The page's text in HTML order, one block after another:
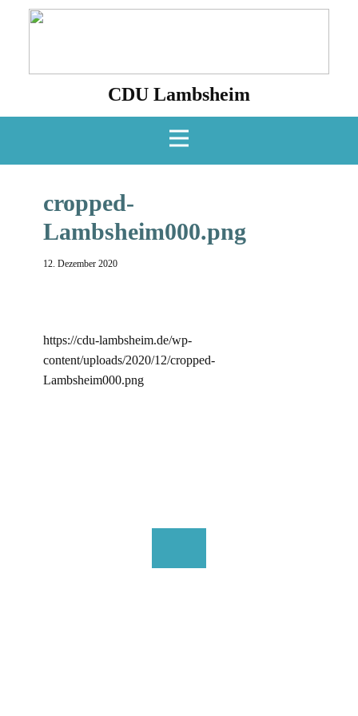
CDU Lambsheim
cropped-
Lambsheim000.png
12. Dezember 2020
https://cdu-lambsheim.de/wp-
content/uploads/2020/12/cropped-
Lambsheim000.png